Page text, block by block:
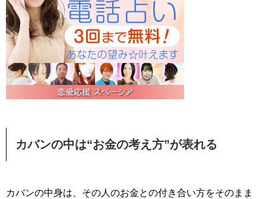
カバンの中は“お金の考え方”が表れる
カバンの中身は、その人のお金との付き合い方をそのまま